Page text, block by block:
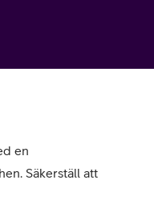
en
Säkerställ att